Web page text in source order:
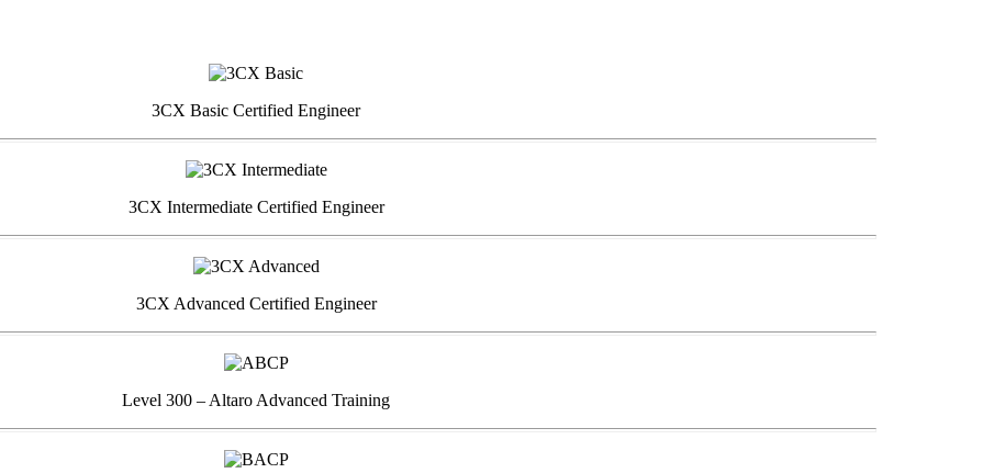
3CX Basic Certified Engineer
3CX Intermediate Certified Engineer
3CX Advanced Certified Engineer
Level 300 – Altaro Advanced Training